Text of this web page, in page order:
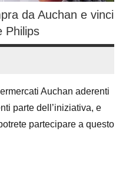
da Auchan e vinci
Philips
Auchan aderenti
parte dell’iniziativa, e
partecipare a questo